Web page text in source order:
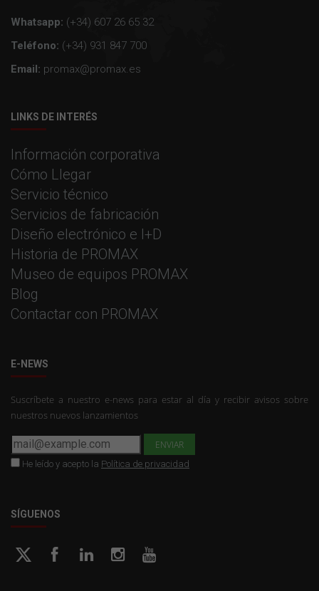
Whatsapp: (+34) 607 26 65 32
Teléfono: (+34) 931 847 700
Email: promax@promax.es
LINKS DE INTERÉS
Información corporativa
Cómo Llegar
Servicio técnico
Servicios de fabricación
Diseño electrónico e I+D
Historia de PROMAX
Museo de equipos PROMAX
Blog
Contactar con PROMAX
E-NEWS
Suscríbete a nuestro e-news para estar al día y recibir avisos sobre
nuestros nuevos lanzamientos
He leído y acepto la Política de privacidad
SÍGUENOS